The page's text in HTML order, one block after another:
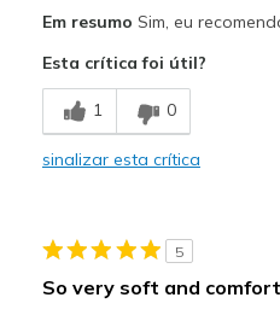
Breathe Well
Comfortable
Casual Wear
Em resumo Sim, eu
Esta crítica foi útil?
1 0
sinalizar esta crítica
5
So very soft and